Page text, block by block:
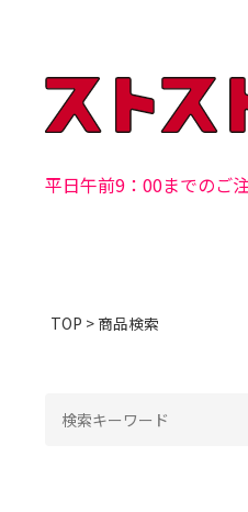
平日午前9：00までのご
TOP > 商品検索